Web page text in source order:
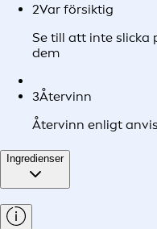
2Var försiktig
Se till att inte
dem
3Återvinn
Återvinn enligt
Ingredienser